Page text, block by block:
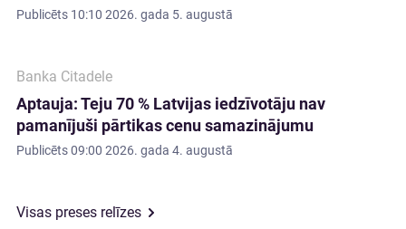
Publicēts 10:10 2026. gada 5. augustā
Banka Citadele
Aptauja: Teju 70 % Latvijas iedzīvotāju nav
pamanījuši pārtikas cenu samazinājumu
Publicēts09:00 2026. gada 4. augustā
Visas preses relīzes